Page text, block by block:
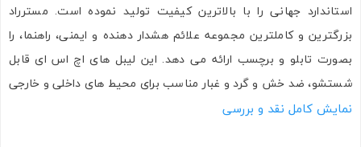
استاندارد جهانی را با بالاترین کیفیت تولید نموده است. مسترراد
بزرگترین و کاملترین مجموعه علائم هشدار دهنده و ایمنی، راهنما، را
بصورت تابلو و برچسب ارائه می دهد. این لیبل های اچ اس ای قابل
شستشو، ضد خش و گرد و غبار مناسب برای محیط های داخلی و خارجی
و نصب آسان بر روی دیوار، سنگ، فلز، سطوح صاف و … می باشند.
نمایش کامل نقد و بررسی